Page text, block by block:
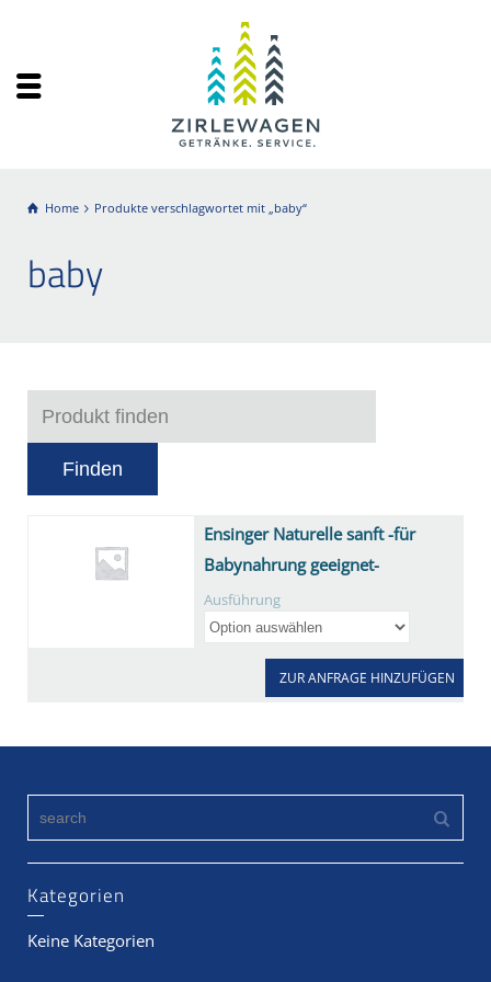
Home Produkte verschlagwortet mit „baby“
baby
Finden
Ensinger Naturelle sanft -für
Babynahrung geeignet-
Ausführung
ZUR ANFRAGE HINZUFÜGEN
Kategorien
Keine Kategorien